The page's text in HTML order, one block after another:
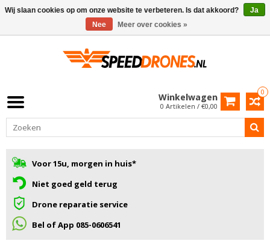
0
Winkelwagen
0 Artikelen / €0,00
Voor 15u, morgen in huis*
Niet goed geld terug
Drone reparatie service
Bel of App 085-0606541
Wij slaan cookies op om onze website te verbeteren. Is dat akkoord?
Ja
Nee
Meer over cookies »